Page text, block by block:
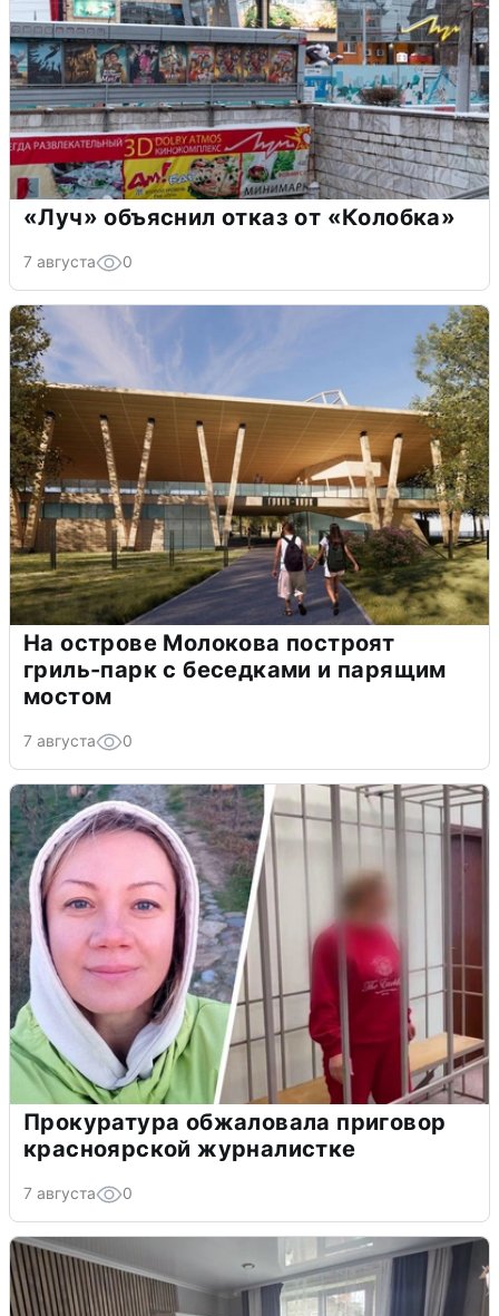
«Луч» объяснил отказ от «Колобка»
7 августа 0
На острове Молокова построят
гриль-парк с беседками и парящим
мостом
7 августа 0
Прокуратура обжаловала приговор
красноярской журналистке
7 августа 0